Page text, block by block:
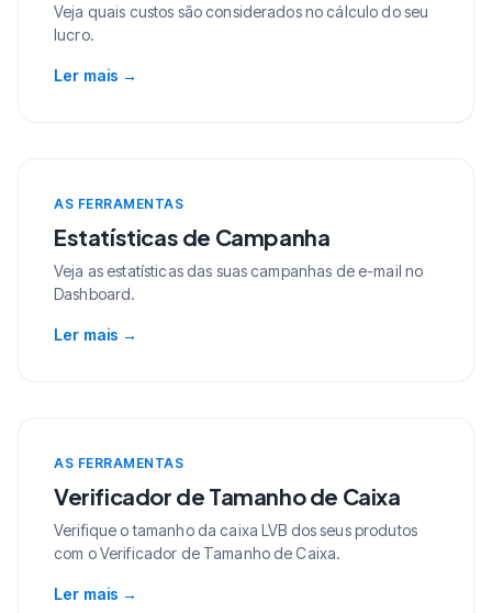
Veja quais custos são considerados no cálculo do seu
lucro.
Ler mais →
AS FERRAMENTAS
Estatísticas de Campanha
Veja as estatísticas das suas campanhas de e-mail no
Dashboard.
Ler mais →
AS FERRAMENTAS
Verificador de Tamanho de Caixa
Verifique o tamanho da caixa LVB dos seus produtos
com o Verificador de Tamanho de Caixa.
Ler mais →